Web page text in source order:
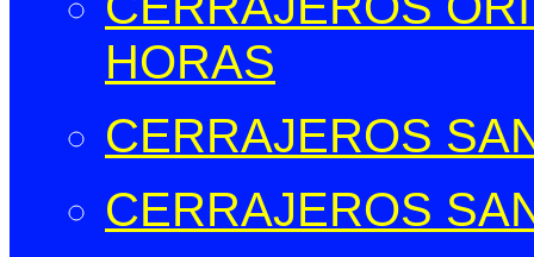
HORAS
CERRAJEROS
CERRAJEROS